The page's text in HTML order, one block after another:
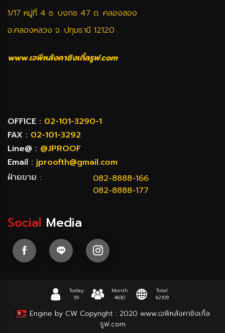
1/17 หมู่ที่ 4 ซ. บงกช 47 ต. คลองสอง
อ.คลองหลวง จ. ปทุมธานี 12120
www.เจพีหลังคาชิงเกิ้ลรูฟ.com
OFFICE : 02-101-3290-1
FAX : 02-101-3292
Line@ : @JPROOF
Email : jproofth@gmail.com
ฝ่ายขาย :
082-8888-166
082-8888-177
Social Media
Today
59
Month
4830
Total
62109
Engine by CW Copyright : 2020 www.เจพีหลังคาชิงเกิ้ล
รูฟ.com